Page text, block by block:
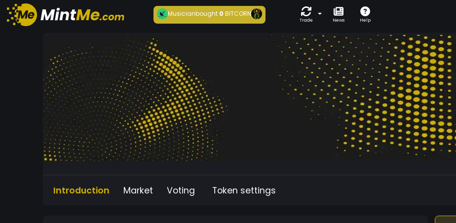
Musicianbought 0BITCORN
Trade News Help
Introduction Market Voting Token settings